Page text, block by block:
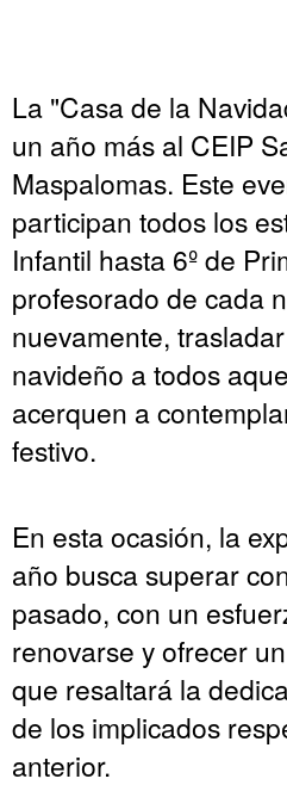
La "Casa de la
un año más al CEIP
Maspalomas. Este
participan todos los
Infantil hasta 6º de
profesorado de cada
nuevamente,
navideño a todos
acerquen a
festivo.
En esta ocasión, la
año busca superar
pasado, con un
renovarse y ofrecer
que resaltará la
de los implicados
anterior.